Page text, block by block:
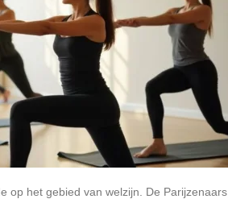
op het gebied van welzijn. De Parijzenaars,